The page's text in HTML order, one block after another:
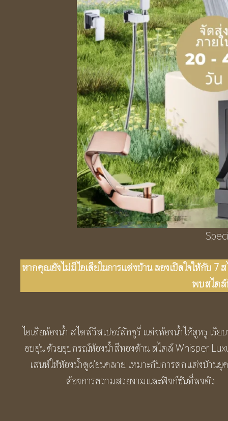
หากคุณยังไม่มีไอเดียในการแต่งบ้าน ลองเปิดใจให้กับ
พบสไตล์
ไอเดียห้องน้ำ สไตล์วิสเปอร์ลักชูรี่ แต่งห้องน้ำให้ดูหรู เรีย
อบอุ่น ด้วยอุปกรณ์ห้องน้ำสีทองด้าน สไตล์ Whisper
เสน่ห์ให้ห้องน้ำดูผ่อนคลาย เหมาะกับการตกแต่งบ้านยุ
ต้องการความสวยงามและฟังก์ชันที่ลงตัว